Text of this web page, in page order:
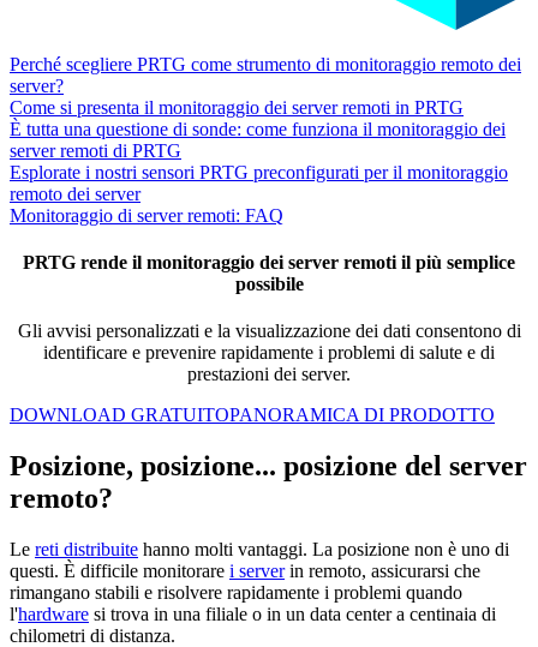
Perché scegliere PRTG come strumento di monitoraggio remoto dei
server?
Come si presenta il monitoraggio dei server remoti in PRTG
È tutta una questione di sonde: come funziona il monitoraggio dei
server remoti di PRTG
Esplorate i nostri sensori PRTG preconfigurati per il monitoraggio
remoto dei server
Monitoraggio di server remoti: FAQ
PRTG rende il monitoraggio dei server remoti il più semplice
possibile
Gli avvisi personalizzati e la visualizzazione dei dati consentono di
identificare e prevenire rapidamente i problemi di salute e di
prestazioni dei server.
DOWNLOAD GRATUITOPANORAMICA DI PRODOTTO
Posizione, posizione... posizione del server
remoto?
Le reti distribuite hanno molti vantaggi. La posizione non è uno di
questi. È difficile monitorare i serverin remoto, assicurarsi che
rimangano stabili e risolvere rapidamente i problemi quando
l'hardware si trova in una filiale o in un data center a centinaia di
chilometri di distanza.